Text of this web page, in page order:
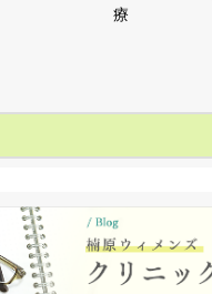
療